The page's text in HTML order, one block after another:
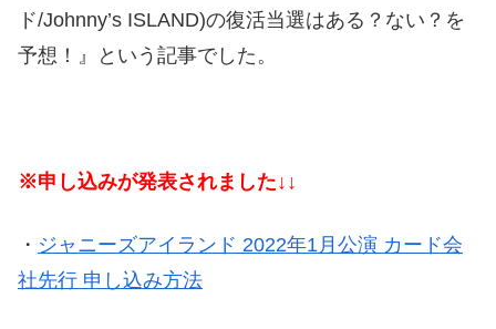
ド/Johnny’s ISLAND)の復活当選はある？ない？を
予想！』という記事でした。
※申し込みが発表されました↓↓
・ ジャニーズアイランド 2022年1月公演 カード会
社先行 申し込み方法